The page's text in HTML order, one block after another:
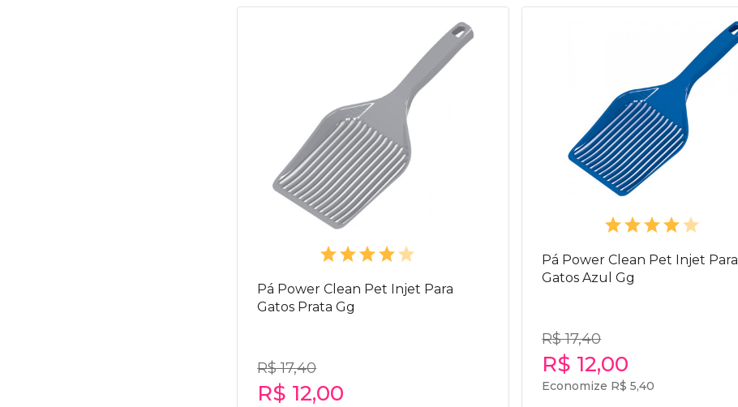
Pá Power Clean Pet Injet Para
Gatos Prata Gg
R$ 17,40
R$ 12,00
Pá Power Clean Pet Injet Para
Gatos Azul Gg
R$ 17,40
R$ 12,00
Economize R$ 5,40